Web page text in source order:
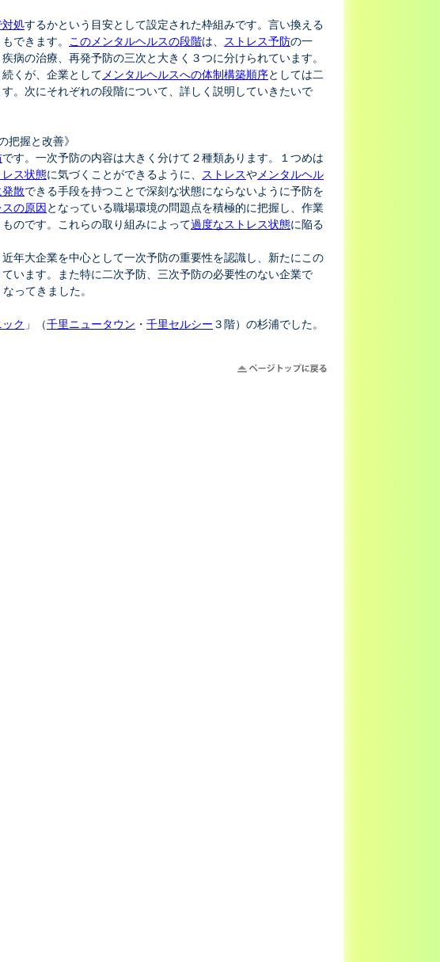
対処するかという目安として設定された枠組みです。言い換える
できます。
このメンタルヘルスの段階は、 ストレス予防の一
病の治療、再発予防の三次と大きく３つに分けられています。
くが、企業として メンタルヘルスへの体制構築順序としては二
。次にそれぞれの段階について、詳しく説明していきたいで
把握と改善》
です。一次予防の内容は大きく分けて２種類あります。１つめは
レス状態に気づくことができるように、 ストレスや メンタルヘル
発散できる手段を持つことで深刻な状態にならないように予防を
スの原因 となっている職場環境の問題点を積極的に把握し、作業
のです。これらの取り組みによって過度なストレス状態に陥る
年大企業を中心として一次予防の重要性を認識し、新たにこの
います。また特に二次予防、三次予防の必要性のない企業で
ってきました。
ク 」（千里ニュータウン ・ 千里セルシー ３階）の杉浦でした。